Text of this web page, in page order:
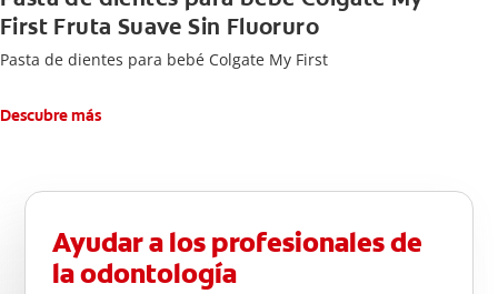
First Fruta Suave Sin Fluoruro
Pasta de dientes para bebé Colgate My First
Descubre más
Ayudar a los profesionales de
la odontología